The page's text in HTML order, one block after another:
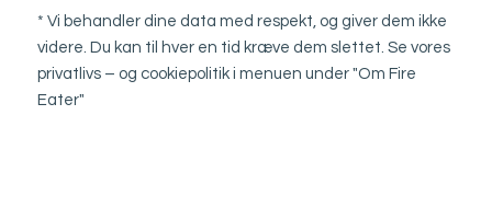
* Vi behandler dine data med respekt, og giver dem ikke
videre. Du kan til hver en tid kræve dem slettet. Se vores
privatlivs – og cookiepolitik i menuen under "Om Fire
Eater"